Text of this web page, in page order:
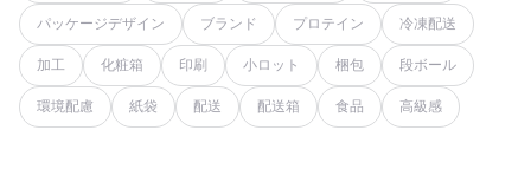
パッケージデザイン ブランド プロテイン 冷凍配送
加工 化粧箱 印刷 小ロット 梱包 段ボール
環境配慮 紙袋 配送 配送箱 食品 高級感